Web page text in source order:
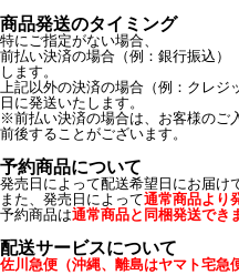
商品発送のタイミング
特にご指定がない場合、
前払い決済の場合（例：銀行振込
します。
上記以外の決済の場合（例：クレ
日に発送いたします。
※前払い決済の場合は、お客様のご
前後することがございます。
予約商品について
発売日によって配送希望日にお届け
また、発売日によって通常商品より
予約商品は通常商品と同梱発送でき
配送サービスについて
佐川急便（沖縄、離島はヤマト宅急